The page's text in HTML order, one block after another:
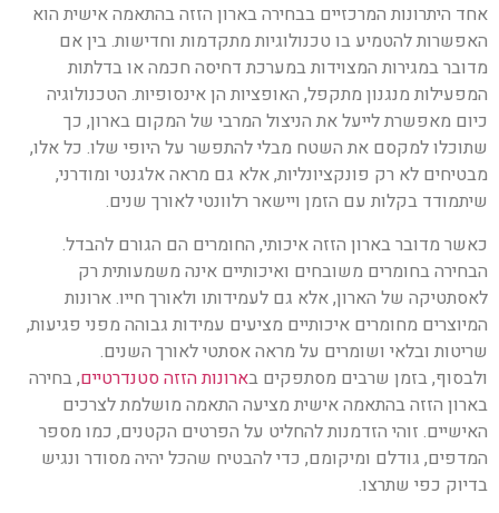
אחד היתרונות המרכזיים בבחירה בארון הזזה בהתאמה אישית הוא
האפשרות להטמיע בו טכנולוגיות מתקדמות וחדישות. בין אם
מדובר במגירות המצוידות במערכת דחיסה חכמה או בדלתות
המפעילות מנגנון מתקפל, האופציות הן אינסופיות. הטכנולוגיה
כיום מאפשרת לייעל את הניצול המרבי של המקום בארון, כך
שתוכלו למקסם את השטח מבלי להתפשר על היופי שלו. כל אלו,
מבטיחים לא רק פונקציונליות, אלא גם מראה אלגנטי ומודרני,
שיתמודד בקלות עם הזמן ויישאר רלוונטי לאורך שנים.
כאשר מדובר בארון הזזה איכותי, החומרים הם הגורם להבדל.
הבחירה בחומרים משובחים ואיכותיים אינה משמעותית רק
לאסתטיקה של הארון, אלא גם לעמידותו ולאורך חייו. ארונות
המיוצרים מחומרים איכותיים מציעים עמידות גבוהה מפני פגיעות,
שריטות ובלאי ושומרים על מראה אסתטי לאורך השנים.
ולבסוף, בזמן שרבים מסתפקים בארונות הזזה סטנדרטיים, בחירה
בארון הזזה בהתאמה אישית מציעה התאמה מושלמת לצרכים
האישיים. זוהי הזדמנות להחליט על הפרטים הקטנים, כמו מספר
המדפים, גודלם ומיקומם, כדי להבטיח שהכל יהיה מסודר ונגיש
בדיוק כפי שתרצו.